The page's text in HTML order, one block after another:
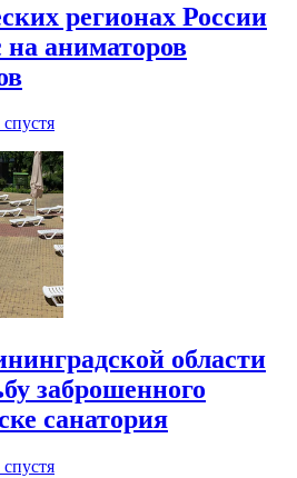
регионах России
на аниматоров
области
заброшенного
санатория
спустя